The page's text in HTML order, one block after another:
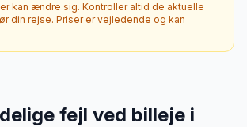
kan ændre sig. Kontroller altid de aktuelle
din rejse. Priser er vejledende og kan
fejl ved billeje i